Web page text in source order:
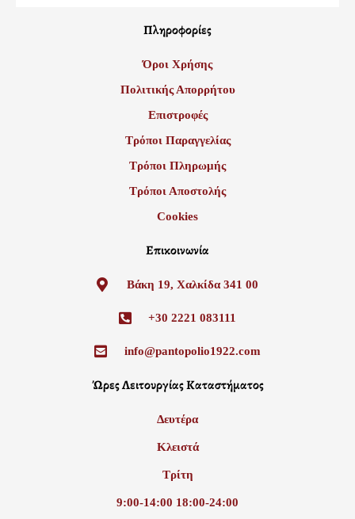
Πληροφορίες
Όροι Χρήσης
Πολιτικής Απορρήτου
Επιστροφές
Τρόποι Παραγγελίας
Τρόποι Πληρωμής
Τρόποι Αποστολής
Cookies
Επικοινωνία
Βάκη 19, Χαλκίδα 341 00
+30 2221 083111
info@pantopolio1922.com
Ώρες Λειτουργίας Καταστήματος
Δευτέρα
Κλειστά
Τρίτη
9:00-14:00 18:00-24:00